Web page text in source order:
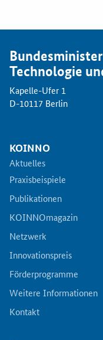
Technologie
Kapelle-Ufer 1
D-10117 Berlin
KOINNO
Aktuelles
Praxisbeispiele
Publikationen
KOINNOmagazin
Netzwerk
Innovationspreis
Förderprogramme
Weitere Informationen
Kontakt